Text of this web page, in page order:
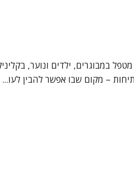
במבוגרים, ילדים ונוער,
– מקום שבו אפשר להבין לעו...